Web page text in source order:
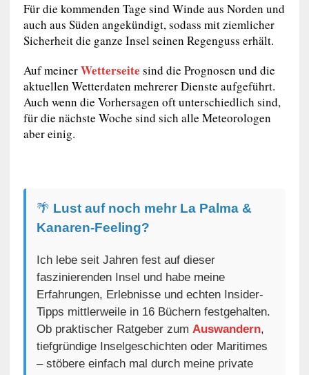
Für die kommenden Tage sind Winde aus Norden und
auch aus Süden angekündigt, sodass mit ziemlicher
Sicherheit die ganze Insel seinen Regenguss erhält.
Auf meinerWetterseite sind die Prognosen und die
aktuellen Wetterdaten mehrerer Dienste aufgeführt.
Auch wenn die Vorhersagen oft unterschiedlich sind,
für die nächste Woche sind sich alle Meteorologen
aber einig.
🌴 Lust auf noch mehr La Palma &
Kanaren-Feeling?
Ich lebe seit Jahren fest auf dieser
faszinierenden Insel und habe meine
Erfahrungen, Erlebnisse und echten Insider-
Tipps mittlerweile in 16 Büchern festgehalten.
Ob praktischer Ratgeber zum Auswandern,
tiefgründige Inselgeschichten oder Maritimes
– stöbere einfach mal durch meine private